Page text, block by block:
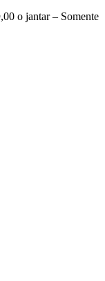
o jantar – Somente